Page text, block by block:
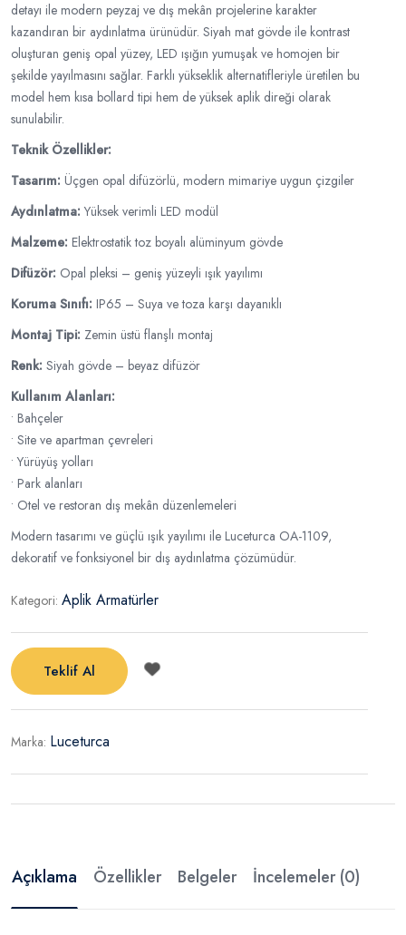
detayı ile modern peyzaj ve dış mekân projelerine karakter
kazandıran bir aydınlatma ürünüdür. Siyah mat gövde ile kontrast
oluşturan geniş opal yüzey, LED ışığın yumuşak ve homojen bir
şekilde yayılmasını sağlar. Farklı yükseklik alternatifleriyle üretilen bu
model hem kısa bollard tipi hem de yüksek aplik direği olarak
sunulabilir.
Teknik Özellikler:
Tasarım: Üçgen opal difüzörlü, modern mimariye uygun çizgiler
Aydınlatma: Yüksek verimli LED modül
Malzeme: Elektrostatik toz boyalı alüminyum gövde
Difüzör: Opal pleksi – geniş yüzeyli ışık yayılımı
Koruma Sınıfı: IP65 – Suya ve toza karşı dayanıklı
Montaj Tipi: Zemin üstü flanşlı montaj
Renk: Siyah gövde – beyaz difüzör
Kullanım Alanları:
• Bahçeler
• Site ve apartman çevreleri
• Yürüyüş yolları
• Park alanları
• Otel ve restoran dış mekân düzenlemeleri
Modern tasarımı ve güçlü ışık yayılımı ile Luceturca OA-1109,
dekoratif ve fonksiyonel bir dış aydınlatma çözümüdür.
Kategori: Aplik Armatürler
Teklif Al
Marka: Luceturca
Açıklama Özellikler Belgeler İncelemeler (0)